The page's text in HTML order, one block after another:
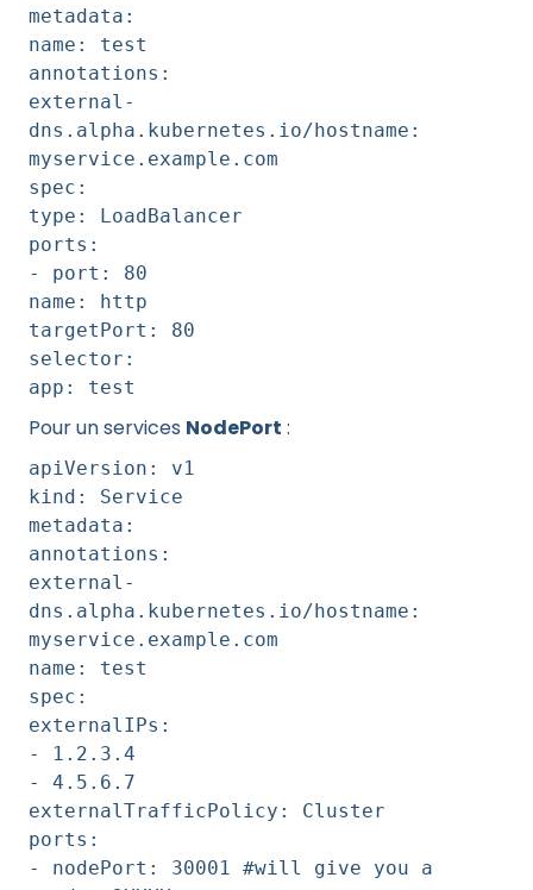
metadata:
name: test
annotations:
external-
dns.alpha.kubernetes.io/hostname:
myservice.example.com
spec:
type: LoadBalancer
ports:
- port: 80
name: http
targetPort: 80
selector:
app: test
Pour un services NodePort :
apiVersion: v1
kind: Service
metadata:
annotations:
external-
dns.alpha.kubernetes.io/hostname:
myservice.example.com
name: test
spec:
externalIPs:
- 1.2.3.4
- 4.5.6.7
externalTrafficPolicy: Cluster
ports:
- nodePort: 30001 #will give you a